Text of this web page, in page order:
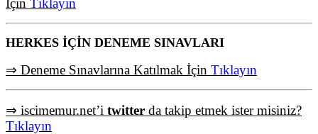
HERKES İÇİN DENEME SINAVLARI
⇒ Deneme Sınavlarına Katılmak İçin Tıklayın
⇒ iscimemur.net’i twitter da takip etmek ister misiniz?
Tıklayın